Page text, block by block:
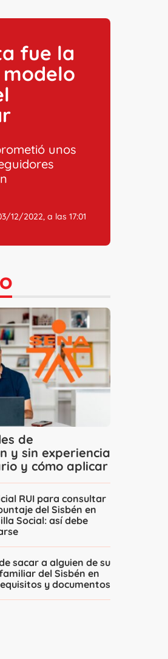
fue la
unos
12/2022, a las 17:01
de
y sin experiencia
y cómo aplicar
RUI para consultar
del Sisbén en
Social: así debe
sacar a alguien de su
del Sisbén en
y documentos